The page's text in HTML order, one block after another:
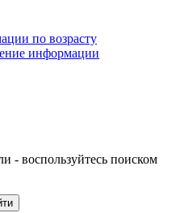
по возрасту
информации
- воспользуйтесь поиском